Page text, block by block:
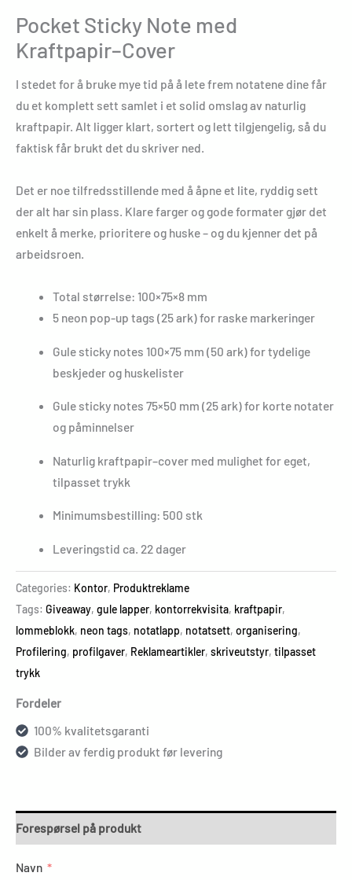
Pocket Sticky Note med
Kraftpapir–Cover
I stedet for å bruke mye tid på å lete frem notatene dine får
du et komplett sett samlet i et solid omslag av naturlig
kraftpapir. Alt ligger klart, sortert og lett tilgjengelig, så du
faktisk får brukt det du skriver ned.
Det er noe tilfredsstillende med å åpne et lite, ryddig sett
der alt har sin plass. Klare farger og gode formater gjør det
enkelt å merke, prioritere og huske – og du kjenner det på
arbeidsroen.
Total størrelse: 100×75×8 mm
5 neon pop-up tags (25 ark) for raske markeringer
Gule sticky notes 100×75 mm (50 ark) for tydelige
beskjeder og huskelister
Gule sticky notes 75×50 mm (25 ark) for korte notater
og påminnelser
Naturlig kraftpapir–cover med mulighet for eget,
tilpasset trykk
Minimumsbestilling: 500 stk
Leveringstid ca. 22 dager
Categories: Kontor, Produktreklame
Tags: Giveaway, gule lapper, kontorrekvisita, kraftpapir,
lommeblokk, neon tags, notatlapp, notatsett, organisering,
Profilering, profilgaver, Reklameartikler, skriveutstyr, tilpasset
trykk
Fordeler
100% kvalitetsgaranti
Bilder av ferdig produkt før levering
Forespørsel på produkt
Navn